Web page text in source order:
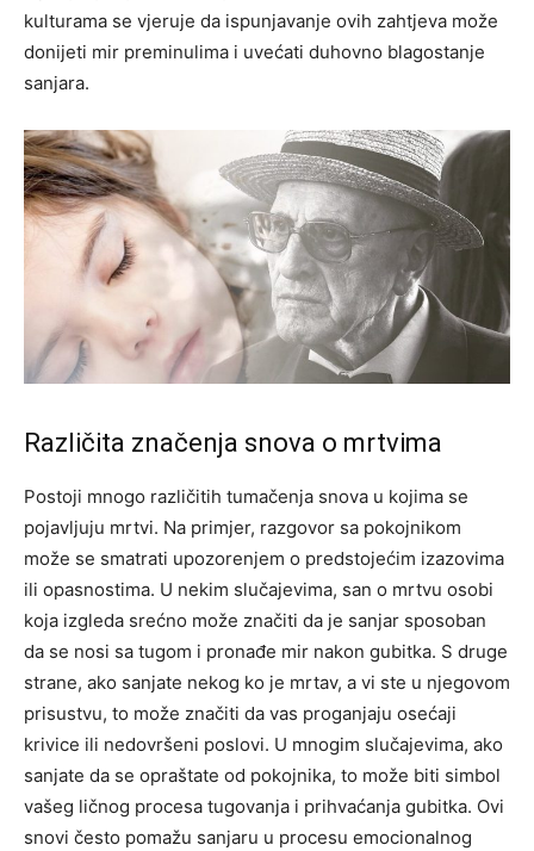
kulturama se vjeruje da ispunjavanje ovih zahtjeva može
donijeti mir preminulima i uvećati duhovno blagostanje
sanjara.
Različita značenja snova o mrtvima
Postoji mnogo različitih tumačenja snova u kojima se
pojavljuju mrtvi. Na primjer, razgovor sa pokojnikom
može se smatrati upozorenjem o predstojećim izazovima
ili opasnostima. U nekim slučajevima, san o mrtvu osobi
koja izgleda srećno može značiti da je sanjar sposoban
da se nosi sa tugom i pronađe mir nakon gubitka. S druge
strane, ako sanjate nekog ko je mrtav, a vi ste u njegovom
prisustvu, to može značiti da vas proganjaju osećaji
krivice ili nedovršeni poslovi. U mnogim slučajevima, ako
sanjate da se opraštate od pokojnika, to može biti simbol
vašeg ličnog procesa tugovanja i prihvaćanja gubitka. Ovi
snovi često pomažu sanjaru u procesu emocionalnog